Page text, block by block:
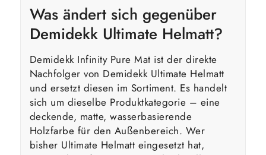
Was ändert sich gegenüber
Demidekk Ultimate Helmatt?
Demidekk Infinity Pure Mat ist der direkte
Nachfolger von Demidekk Ultimate Helmatt
und ersetzt diesen im Sortiment. Es handelt
sich um dieselbe Produktkategorie – eine
deckende, matte, wasserbasierende
Holzfarbe für den Außenbereich. Wer
bisher Ultimate Helmatt eingesetzt hat,